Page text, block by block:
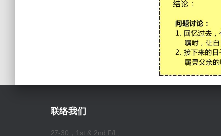
联络我们
27-30，1st & 2nd F/L,